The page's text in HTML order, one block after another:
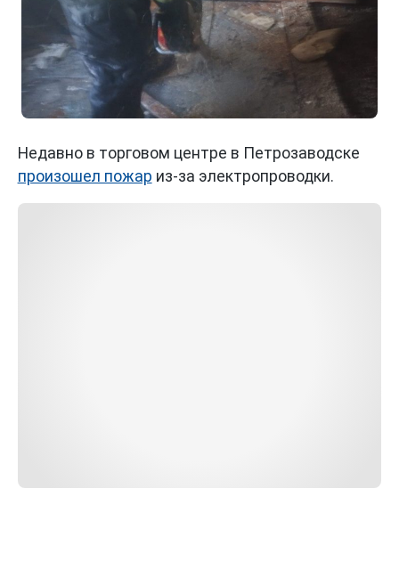
Недавно в торговом центре в Петрозаводске
произошел пожар из-за электропроводки.